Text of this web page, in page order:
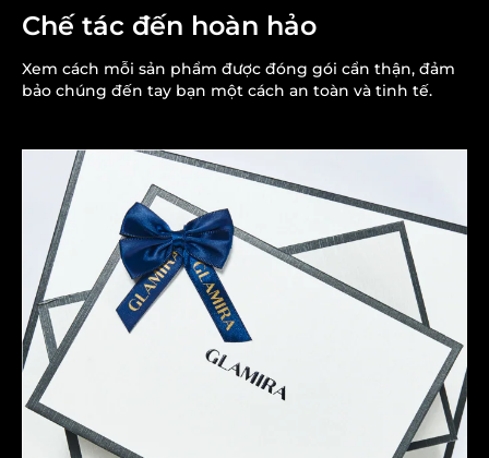
Chế tác đến hoàn hảo
Xem cách mỗi sản phẩm được đóng gói cẩn thận, đảm
bảo chúng đến tay bạn một cách an toàn và tinh tế.